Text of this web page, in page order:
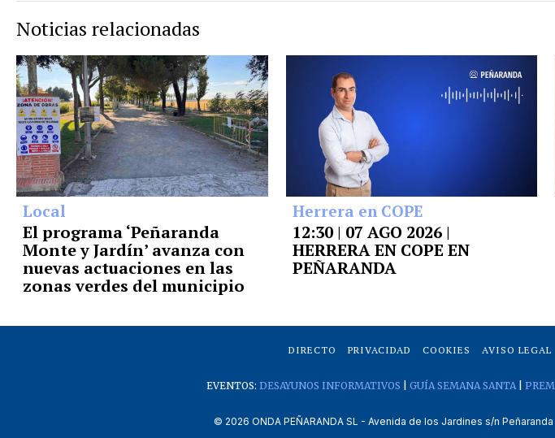
Noticias relacionadas
Local
El programa ‘Peñaranda
Monte y Jardín’ avanza con
nuevas actuaciones en las
zonas verdes del municipio
Herrera en COPE
12:30 | 07 AGO 2026 |
HERRERA EN COPE EN
PEÑARANDA
DIRECTO PRIVACIDAD COOKIES AVISO LEGAL
EVENTOS: DESAYUNOS INFORMATIVOS GUÍA SEMANA SANTA|
© 2026 ONDA PEÑARANDA SL - Avenida de los Jardines s/n